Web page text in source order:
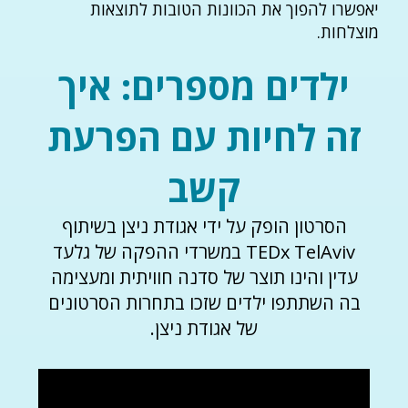
יאפשרו להפוך את הכוונות הטובות לתוצאות
מוצלחות.
ילדים מספרים: איך
זה לחיות עם הפרעת
קשב
הסרטון הופק על ידי אגודת ניצן בשיתוף
TEDx TelAviv במשרדי ההפקה של גלעד
עדין והינו תוצר של סדנה חוויתית ומעצימה
בה השתתפו ילדים שזכו בתחרות הסרטונים
של אגודת ניצן.